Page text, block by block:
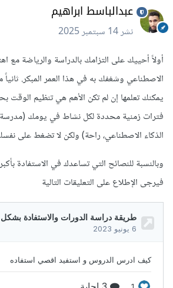
عبدالباسط ابراهيم
نشر14 سبتمبر 2025
أولاً أحييك على التزامك بالدراسة والرياضة مع
الاصطناعي وشغفك به في هذا العمر المبكر. ثانياً
يمكنك تعلمها إن لم تكن الأهم هي تنظيم
فترات زمنية محددة لكل نشاط في يومك (مدرسة،
الذكاء الاصطناعي، راحة) ولكن لا تضغط على
وبالنسبة للنصائح التي تساعدك في الاستفادة
فيرجى الإطلاع على التعليقات التالية